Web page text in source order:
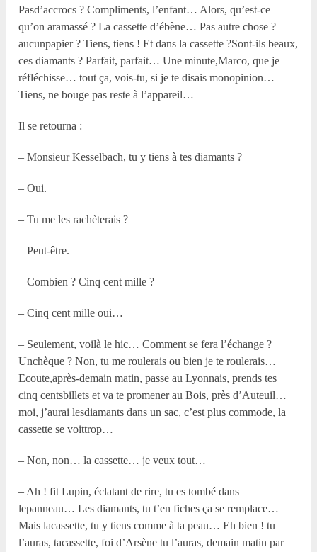
Pasd’accrocs ? Compliments, l’enfant… Alors, qu’est-ce
qu’on aramassé ? La cassette d’ébène… Pas autre chose ?
aucunpapier ? Tiens, tiens ! Et dans la cassette ?Sont-ils beaux,
ces diamants ? Parfait, parfait… Une minute,Marco, que je
réfléchisse… tout ça, vois-tu, si je te disais monopinion…
Tiens, ne bouge pas reste à l’appareil…
Il se retourna :
– Monsieur Kesselbach, tu y tiens à tes diamants ?
– Oui.
– Tu me les rachèterais ?
– Peut-être.
– Combien ? Cinq cent mille ?
– Cinq cent mille oui…
– Seulement, voilà le hic… Comment se fera l’échange ?
Unchèque ? Non, tu me roulerais ou bien je te roulerais…
Ecoute,après-demain matin, passe au Lyonnais, prends tes
cinq centsbillets et va te promener au Bois, près d’Auteuil…
moi, j’aurai lesdiamants dans un sac, c’est plus commode, la
cassette se voittrop…
– Non, non… la cassette… je veux tout…
– Ah ! fit Lupin, éclatant de rire, tu es tombé dans
lepanneau… Les diamants, tu t’en fiches ça se remplace…
Mais lacassette, tu y tiens comme à ta peau… Eh bien ! tu
l’auras, tacassette, foi d’Arsène tu l’auras, demain matin par